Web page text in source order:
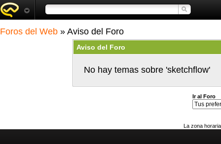
Foros del Web » Aviso del Foro
Aviso del Foro
No hay temas sobre 'sketchflow'
Ir al Foro
La zona